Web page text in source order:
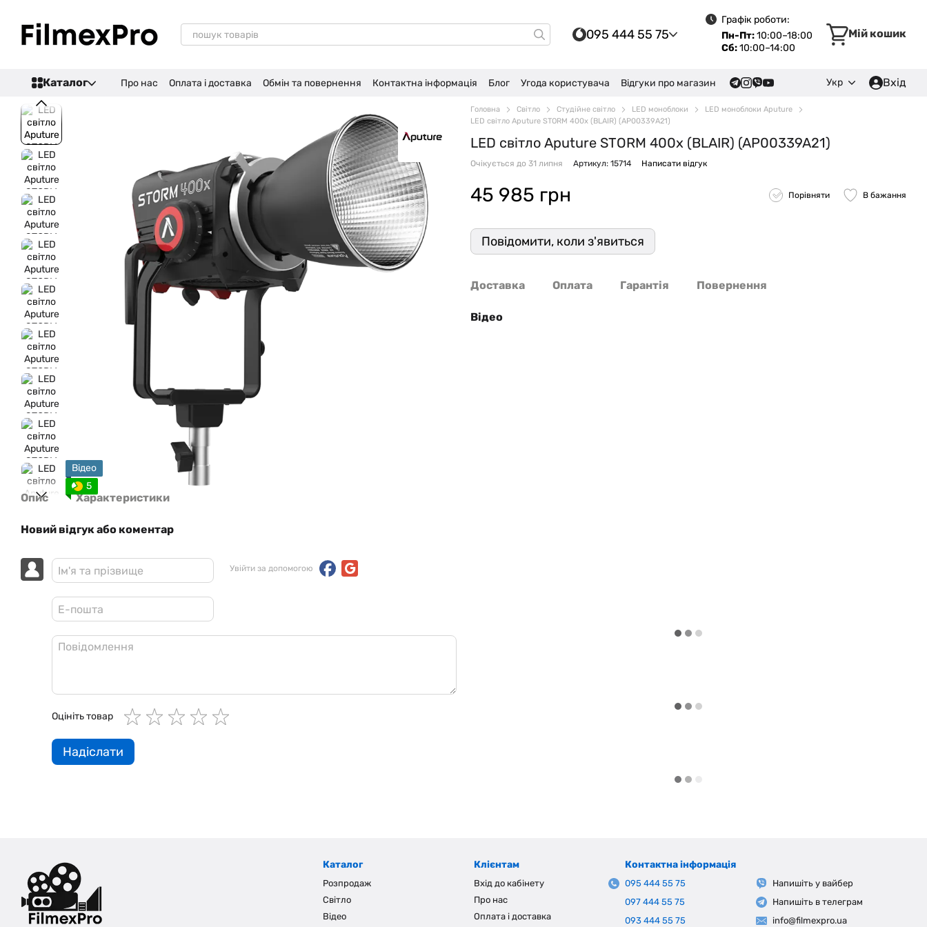
095 444 55 75
Графік роботи:
Пн-Пт:10:00–18:00
Сб:10:00–14:00
Мій кошик
Каталог Про нас Оплата і доставка Обмін та повернення Контактна інформація Блог Угода користувача Відгуки про магазин Укр Вхід
Відео
5
Опис Характеристики
Новий відгук або коментар
Увійти за допомогою
Оцініть товар
Надіслати
Головна Світло Студійне світло LED моноблоки
LED моноблоки Aputure
LED світло Aputure STORM 400x (BLAIR) (AP00339A21)
LED світло Aputure STORM 400x (BLAIR) (AP00339A21)
Очікується до 31 липня Артикул: 15714 Написати відгук
45 985 грн Порівняти В бажання
Повідомити, коли з'явиться
Доставка Оплата Гарантія Повернення
Відео
Каталог
Розпродаж
Світло
Відео
Клієнтам
Вхід до кабінету
Про нас
Оплата і доставка
Контактна інформація
095 444 55 75
097 444 55 75
093 444 55 75
Напишіть у вайбер
Напишіть в телеграм
info@filmexpro.ua